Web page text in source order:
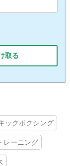
取る
ックボクシング
レーニング